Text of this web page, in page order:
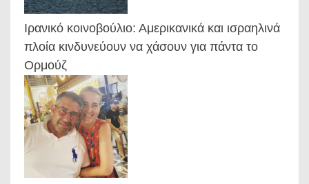
Ιρανικό κοινοβούλιο: Αμερικανικά και ισραηλινά
πλοία κινδυνεύουν να χάσουν για πάντα το
Ορμούζ